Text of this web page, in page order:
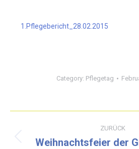
1.Pflegebericht_28.02.2015
Category: Pflegetag
ZURÜCK
Weihnachtsfeier der